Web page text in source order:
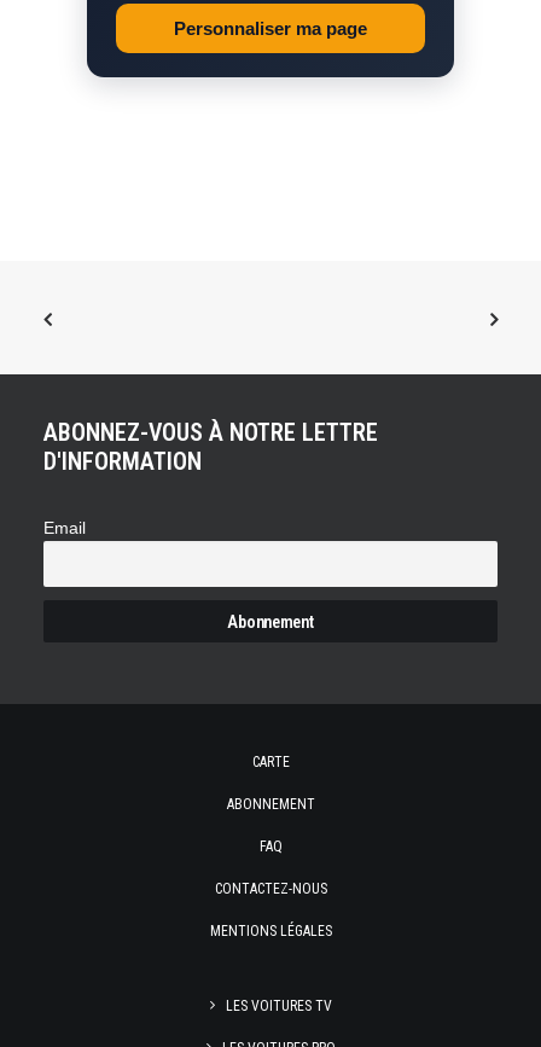
Personnaliser ma page
ABONNEZ-VOUS À NOTRE LETTRE
D'INFORMATION
Email
CARTE
ABONNEMENT
FAQ
CONTACTEZ-NOUS
MENTIONS LÉGALES
LES VOITURES TV